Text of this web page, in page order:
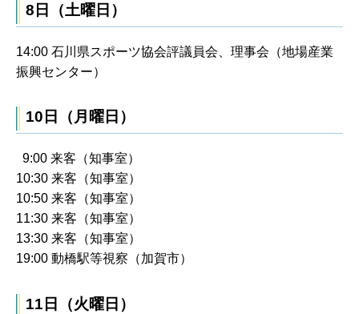
8日（土曜日）
14:00 石川県スポーツ協会評議員会、理事会（地場産業
振興センター）
10日（月曜日）
9:00 来客（知事室）
10:30 来客（知事室）
10:50 来客（知事室）
11:30 来客（知事室）
13:30 来客（知事室）
19:00 動橋駅等視察（加賀市）
11日（火曜日）